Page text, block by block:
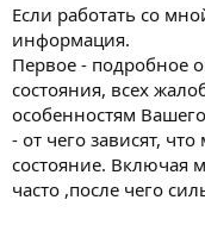
Если работать со
информация.
Первое - подробное
состояния, всех
особенностям
- от чего зависят,
состояние. Включая
часто ,после чего